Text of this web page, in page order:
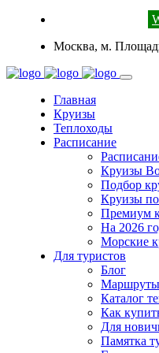
Москва, м.
Главная
Круизы
Теплоходы
Расписание
Круизы
Подбор
Круизы
Премиум
На 2026
Морские
Для туристов
Блог
Маршруты
Каталог
Как
Для
Памятка